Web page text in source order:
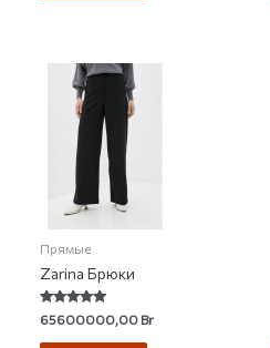
Прямые
Zarina Брюки
Rated
5.00
out of 5
65600000,00Br